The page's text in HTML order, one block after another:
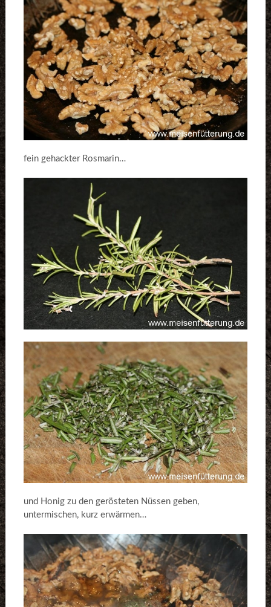
fein gehackter Rosmarin…
und Honig zu den gerösteten Nüssen geben,
untermischen, kurz erwärmen…